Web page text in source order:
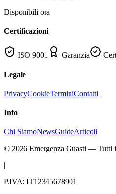
Disponibili ora
Certificazioni
ISO 9001 Garanzia
Legale
PrivacyCookieTerminiContatti
Info
Chi SiamoNewsGuideArticoli
© 2026 Emergenza Guasti — Tutti i
|
P.IVA: IT12345678901